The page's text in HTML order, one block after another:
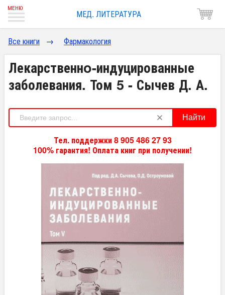
МЕД. ЛИТЕРАТУРА
Все книги → Фармакология
Лекарственнo-индуцированные
заболевания. Том 5 - Сычев Д. А.
Найти
Тел. поддержки 8 905 486 27 93
100% гарантия! Оплата книг при получении!